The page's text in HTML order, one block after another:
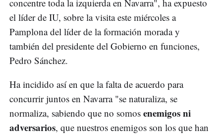
concentre toda la izquierda en Navarra", ha expuesto
el líder de IU, sobre la visita este miércoles a
Pamplona del líder de la formación morada y
también del presidente del Gobierno en funciones,
Pedro Sánchez.
Ha incidido así en que la falta de acuerdo para
concurrir juntos en Navarra "se naturaliza, se
normaliza, sabiendo que no somos enemigos ni
adversarios, que nuestros enemigos son los que han